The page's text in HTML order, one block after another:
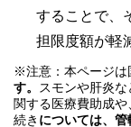
することで、
担限度額が軽
※注意：本ページは
す。 スモンや肝炎
関する医療費助成
続き については、